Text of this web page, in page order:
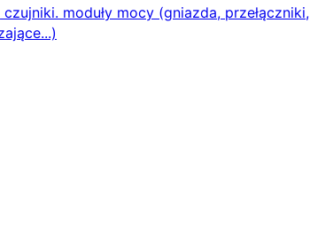
moduły mocy (gniazda, przełączniki,